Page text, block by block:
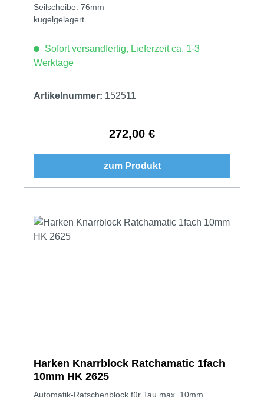
Seilscheibe: 76mm
kugelgelagert
Sofort versandfertig, Lieferzeit ca. 1-3
Werktage
Artikelnummer: 152511
Regulärer Preis:
272,00 €
zum Produkt
Harken Knarrblock Ratchamatic 1fach
10mm HK 2625
Automatik-Ratschenblock für Tau max. 10mm